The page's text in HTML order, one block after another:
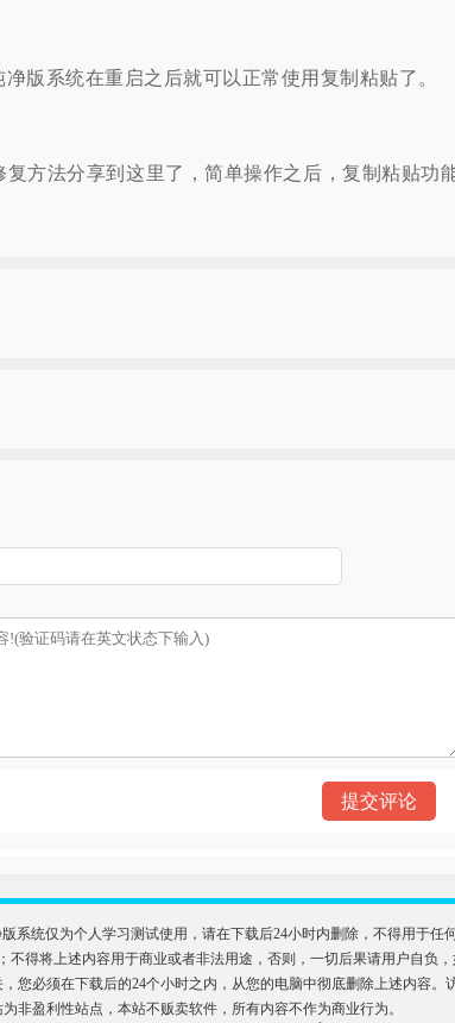
版系统在重启之后就可以正常使用复制粘贴了。
法分享到这里了，简单操作之后，复制粘贴功
系统仅为个人学习测试使用，请在下载后24小时内删除，不得用于
得将上述内容用于商业或者非法用途，否则，一切后果请用户自负
您必须在下载后的24个小时之内，从您的电脑中彻底删除上述内容
为非盈利性站点，本站不贩卖软件，所有内容不作为商业行为。